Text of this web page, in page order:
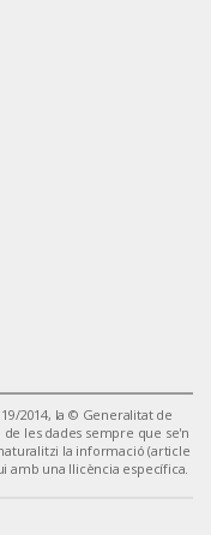
2014, la © Generalitat de
les dades sempre que se'n
la informació (article
amb una llicència específica.